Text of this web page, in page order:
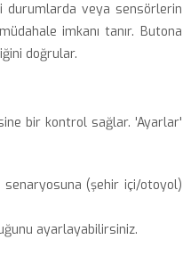
durumlarda veya sensörlerin
imkanı tanır. Butona
doğrular.
bir kontrol sağlar. 'Ayarlar'
senaryosuna (şehir içi/otoyol)
ayarlayabilirsiniz.